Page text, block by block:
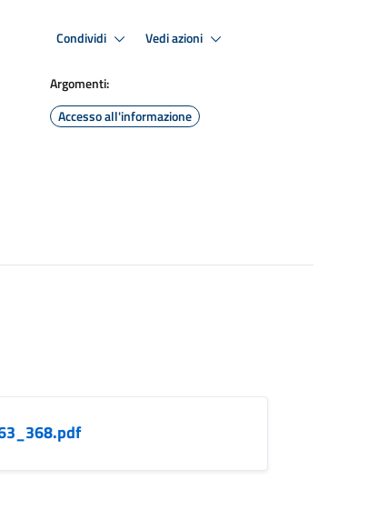
Condividi Vedi azioni
Argomenti:
Accesso all'informazione